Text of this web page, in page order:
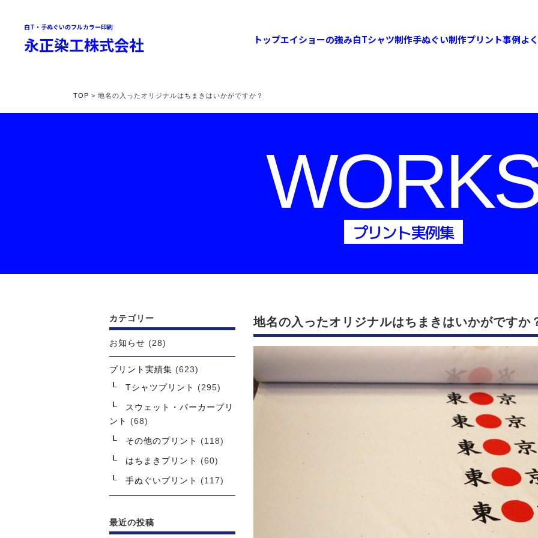
白T・手ぬぐいのフルカラー印刷
永正染工株式会社 トップエイショーの強み白Tシャツ制作手ぬぐい制作プリント事例よ
TOP > 地名の入ったオリジナルはちまきはいかがですか？
プリント実例集
地名の入ったオリジナルはちまきはいかがですか
カテゴリー
お知らせ (28)
プリント実績集 (623)
Tシャツプリント
(295)
スウェット・パーカープリ
ント
(68)
その他のプリント (118)
はちまきプリント (60)
手ぬぐいプリント (117)
最近の投稿